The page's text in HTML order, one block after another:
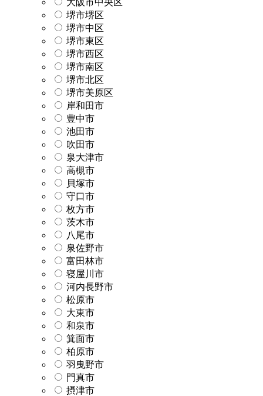
堺市堺区
堺市中区
堺市東区
堺市西区
堺市南区
堺市北区
堺市美原区
岸和田市
豊中市
池田市
吹田市
泉大津市
高槻市
貝塚市
守口市
枚方市
茨木市
八尾市
泉佐野市
富田林市
寝屋川市
河内長野市
松原市
大東市
和泉市
箕面市
柏原市
羽曳野市
門真市
摂津市